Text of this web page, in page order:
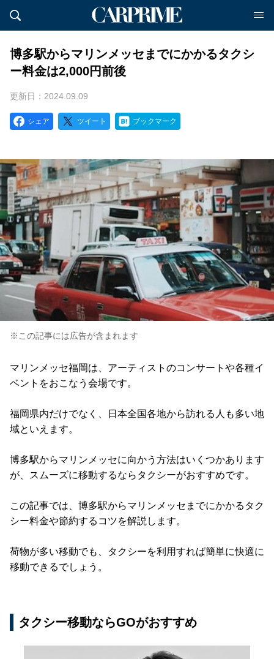
博多駅からマリンメッセまでにかかるタクシ
ー料金は2,000円前後
更新日：2024.09.09
シェア ツイート ブックマーク
※この記事には広告が含まれます
マリンメッセ福岡は、アーティストのコンサートや各種イ
ベントをおこなう会場です。
福岡県内だけでなく、日本全国各地から訪れる人も多い地
域といえます。
博多駅からマリンメッセに向かう方法はいくつかあります
が、スムーズに移動するならタクシーがおすすめです。
この記事では、博多駅からマリンメッセまでにかかるタク
シー料金や節約するコツを解説します。
荷物が多い移動でも、タクシーを利用すれば簡単に快適に
移動できるでしょう。
タクシー移動ならGOがおすすめ